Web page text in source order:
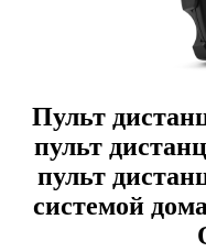
Пульт
пульт
пульт
системой